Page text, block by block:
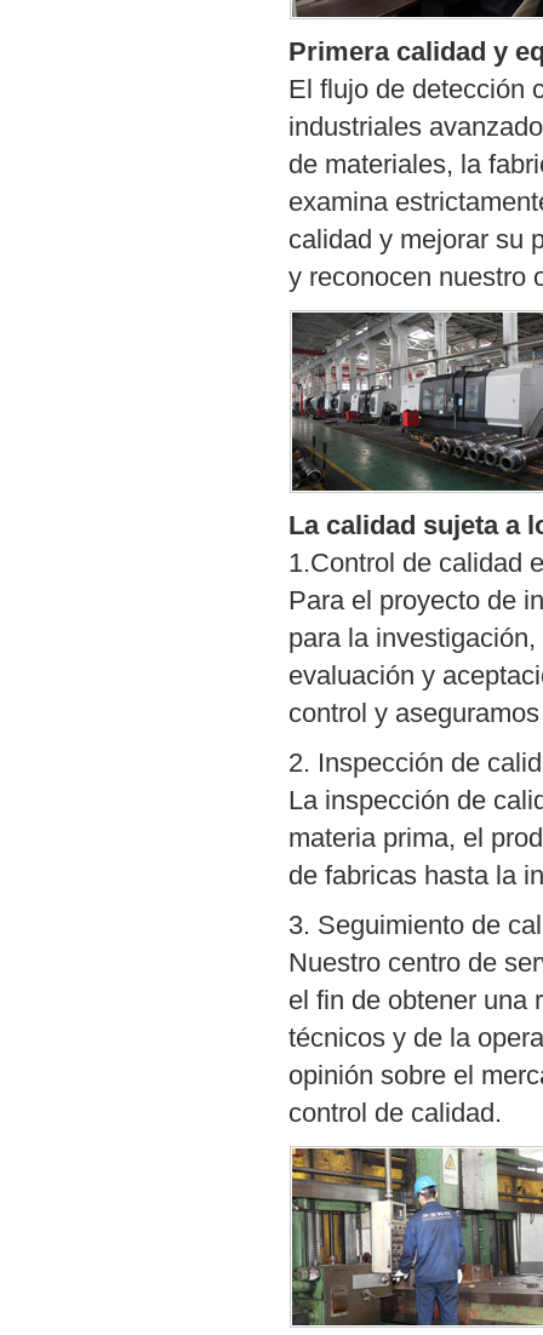
Primera calidad y
El flujo de detección
industriales
de materiales, la
examina
calidad y mejorar su
y reconocen nuestro
La calidad sujeta a
1.Control de calidad
Para el proyecto de
para la
evaluación y
control y
2. Inspección de
La inspección de
materia prima, el
de fabricas hasta la
3. Seguimiento de
Nuestro centro de
el fin de obtener una
técnicos y de la
opinión sobre el
control de calidad.